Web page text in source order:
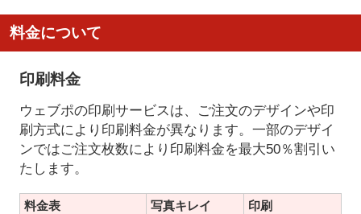
料金について
印刷料金
ウェブポの印刷サービスは、ご注文のデザインや印
刷方式により印刷料金が異なります。一部のデザイ
ンではご注文枚数により印刷料金を最大50％割引い
たします。
料金表
写真キレイ
印刷